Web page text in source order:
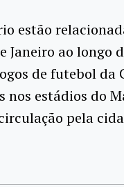
estão
Janeiro ao longo
de futebol da
nos estádios do
pela